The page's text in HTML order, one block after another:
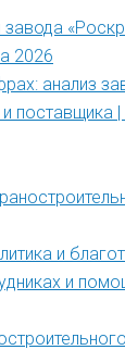
2026
анализ
и поставщика
и
и